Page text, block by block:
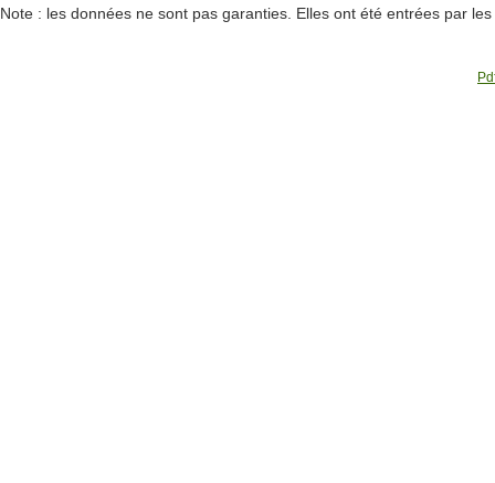
Note : les données ne sont pas garanties. Elles ont été entrées par